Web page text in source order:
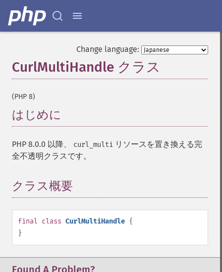
Change language:
CurlMultiHandle クラス
(PHP 8)
はじめに
PHP 8.0.0 以降、 curl_multi リソースを置き換える完
全不透明クラスです。
クラス概要
final class CurlMultiHandle {
}
Found A Problem?